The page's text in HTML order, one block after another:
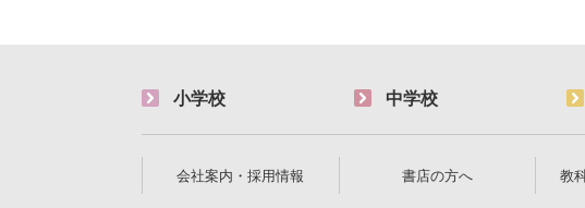
小学校 中学校
会社案内・採用情報 書店の方へ 教